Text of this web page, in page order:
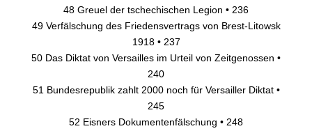
48 Greuel der tschechischen Legion • 236
49 Verfälschung des Friedensvertrags von Brest-Litowsk
1918 • 237
50 Das Diktat von Versailles im Urteil von Zeitgenossen •
240
51 Bundesrepublik zahlt 2000 noch für Versailler Diktat •
245
52 Eisners Dokumentenfälschung • 248